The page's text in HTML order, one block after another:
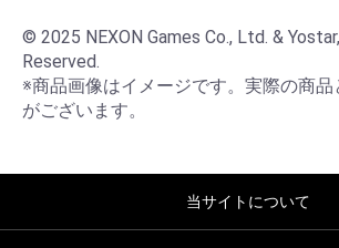
© 2025 NEXON Games Co., Ltd. &
Reserved.
※商品画像はイメージです。実際の商品
がございます。
当サイトについて